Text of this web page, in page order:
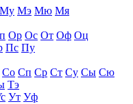
Му Мэ Мю Мя
Ор Ос От Оф Оц
Пс Пу
Со Сп Ср Ст Су Сы Сю
Тэ
Ут Уф